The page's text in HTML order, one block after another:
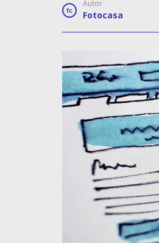
Autor
Fotocasa